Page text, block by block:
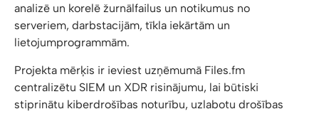
analizē un korelē žurnālfailus un notikumus no
serveriem, darbstacijām, tīkla iekārtām un
lietojumprogrammām.
Projekta mērķis ir ieviest uzņēmumā Files.fm
centralizētu SIEM un XDR risinājumu, lai būtiski
stiprinātu kiberdrošības noturību, uzlabotu drošības